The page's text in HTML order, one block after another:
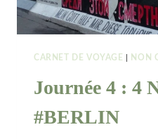
CARNET DE VOYAGE NON
Journée 4 : 4
#BERLIN